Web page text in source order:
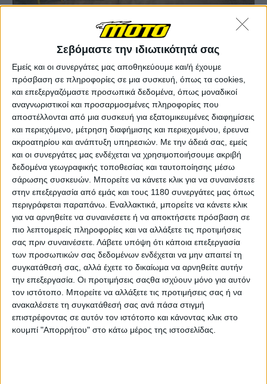
Σεβόμαστε την ιδιωτικότητά σας
Εμείς και οι συνεργάτες μας αποθηκεύουμε και/ή έχουμε
πρόσβαση σε πληροφορίες σε μια συσκευή, όπως τα cookies,
και επεξεργαζόμαστε προσωπικά δεδομένα, όπως μοναδικοί
αναγνωριστικοί και προσαρμοσμένες πληροφορίες που
αποστέλλονται από μια συσκευή για εξατομικευμένες διαφημίσεις
και περιεχόμενο, μέτρηση διαφήμισης και περιεχομένου, έρευνα
ακροατηρίου και ανάπτυξη υπηρεσιών. Με την άδειά σας, εμείς
και οι συνεργάτες μας ενδέχεται να χρησιμοποιήσουμε ακριβή
δεδομένα γεωγραφικής τοποθεσίας και ταυτοποίησης μέσω
σάρωσης συσκευών. Μπορείτε να κάνετε κλικ για να συναινέσετε
στην επεξεργασία από εμάς και τους 1180 συνεργάτες μας όπως
περιγράφεται παραπάνω. Εναλλακτικά, μπορείτε να κάνετε κλικ
για να αρνηθείτε να συναινέσετε ή να αποκτήσετε πρόσβαση σε
πιο λεπτομερείς πληροφορίες και να αλλάξετε τις προτιμήσεις
σας πριν συναινέσετε. Λάβετε υπόψη ότι κάποια επεξεργασία
των προσωπικών σας δεδομένων ενδέχεται να μην απαιτεί τη
συγκατάθεσή σας, αλλά έχετε το δικαίωμα να αρνηθείτε αυτήν
την επεξεργασία. Οι προτιμήσεις σαςθα ισχύουν μόνο για αυτόν
τον ιστότοπο. Μπορείτε να αλλάξετε τις προτιμήσεις σας ή να
ανακαλέσετε τη συγκατάθεσή σας ανά πάσα στιγμή
επιστρέφοντας σε αυτόν τον ιστότοπο και κάνοντας κλικ στο
κουμπί "Απορρήτου" στο κάτω μέρος της ιστοσελίδας.